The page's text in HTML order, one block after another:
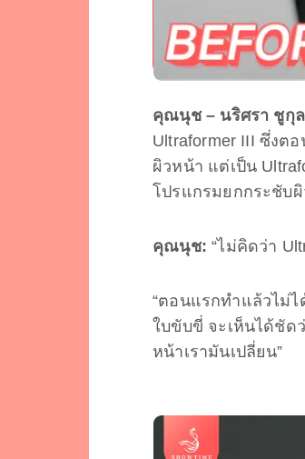
คุณนุช – นริศรา ชูกุ
Ultraformer III ซึ่งต
ผิวหน้า แต่เป็น
โปรแกรมยกกระชับผิ
คุณนุช:“ไม่คิดว่า
“ตอนแรกทำแล้วไม่ไ
ใบขับขี่ จะเห็นได้ชัด
หน้าเรามันเปลี่ยน”